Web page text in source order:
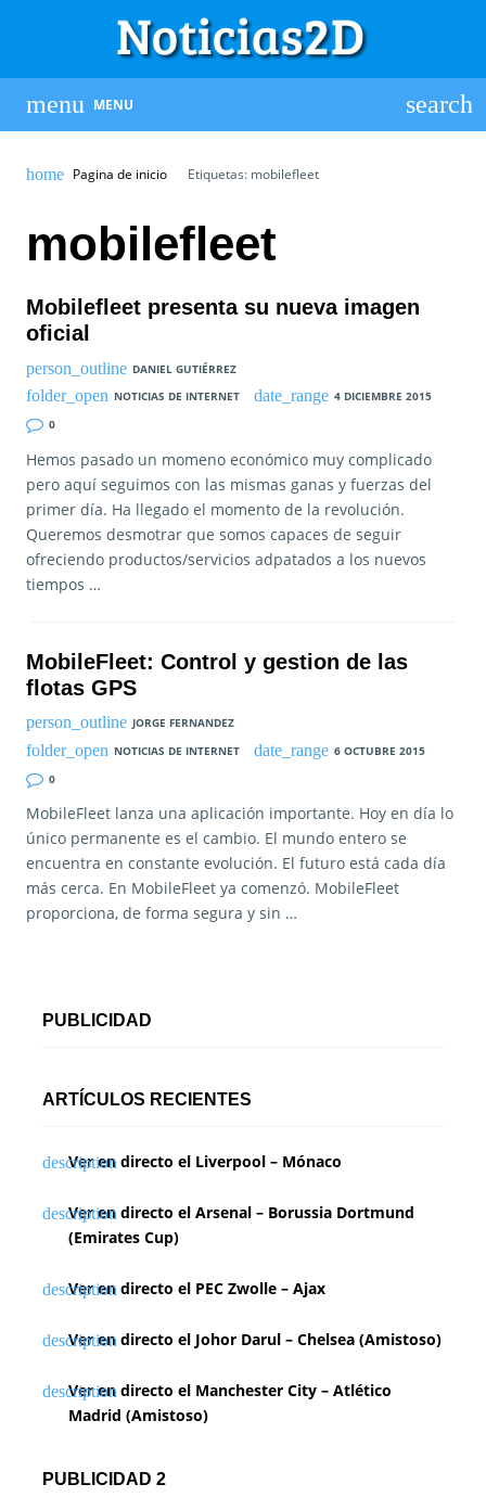
MENU
Pagina de inicio Etiquetas: mobilefleet
mobilefleet
Mobilefleet presenta su nueva imagen
oficial
DANIEL GUTIÉRREZ
NOTICIAS DE INTERNET
4 DICIEMBRE 2015
0
Hemos pasado un momeno económico muy complicado
pero aquí seguimos con las mismas ganas y fuerzas del
primer día. Ha llegado el momento de la revolución.
Queremos desmotrar que somos capaces de seguir
ofreciendo productos/servicios adpatados a los nuevos
tiempos …
MobileFleet: Control y gestion de las
flotas GPS
JORGE FERNANDEZ
NOTICIAS DE INTERNET
6 OCTUBRE 2015
0
MobileFleet lanza una aplicación importante. Hoy en día lo
único permanente es el cambio. El mundo entero se
encuentra en constante evolución. El futuro está cada día
más cerca. En MobileFleet ya comenzó. MobileFleet
proporciona, de forma segura y sin …
PUBLICIDAD
ARTÍCULOS RECIENTES
Ver en directo el Liverpool – Mónaco
Ver en directo el Arsenal – Borussia Dortmund
(Emirates Cup)
Ver en directo el PEC Zwolle – Ajax
Ver en directo el Johor Darul – Chelsea (Amistoso)
Ver en directo el Manchester City – Atlético
Madrid (Amistoso)
PUBLICIDAD 2